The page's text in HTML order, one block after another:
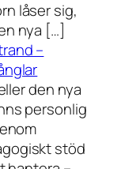
låser sig,
nya […]
–
den nya
personlig
stöd